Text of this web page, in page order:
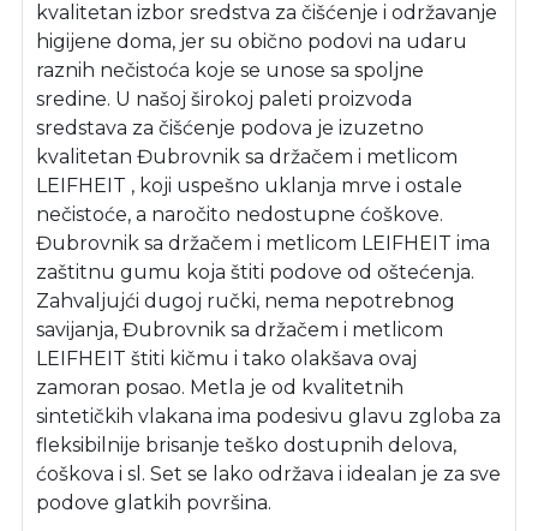
kvalitetan izbor sredstva za čišćenje i održavanje
higijene doma, jer su obično podovi na udaru
raznih nečistoća koje se unose sa spoljne
sredine. U našoj širokoj paleti proizvoda
sredstava za čišćenje podova je izuzetno
kvalitetan Đubrovnik sa držačem i metlicom
LEIFHEIT , koji uspešno uklanja mrve i ostale
nečistoće, a naročito nedostupne ćoškove.
Đubrovnik sa držačem i metlicom LEIFHEIT ima
zaštitnu gumu koja štiti podove od oštećenja.
Zahvaljujći dugoj ručki, nema nepotrebnog
savijanja, Đubrovnik sa držačem i metlicom
LEIFHEIT štiti kičmu i tako olakšava ovaj
zamoran posao. Metla je od kvalitetnih
sintetičkih vlakana ima podesivu glavu zgloba za
fleksibilnije brisanje teško dostupnih delova,
ćoškova i sl. Set se lako održava i idealan je za sve
podove glatkih površina.